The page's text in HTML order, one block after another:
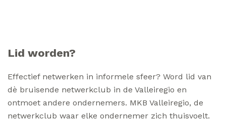
Lid worden?
Effectief netwerken in informele sfeer? Word lid van
dè bruisende netwerkclub in de Valleiregio en
ontmoet andere ondernemers. MKB Valleiregio, de
netwerkclub waar elke ondernemer zich thuisvoelt.